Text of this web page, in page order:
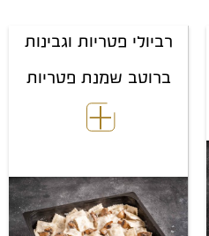
רביולי פטריות וגבינות
ברוטב שמנת פטריות